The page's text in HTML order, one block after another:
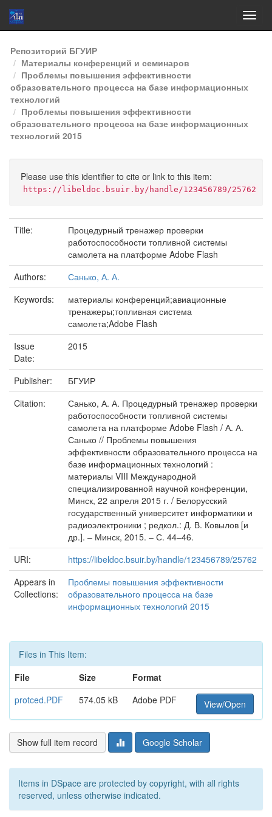
Skip
navigation
Репозиторий БГУИР
Материалы конференций и семинаров
Проблемы повышения эффективности
образовательного процесса на базе информационных
технологий
Проблемы повышения эффективности
образовательного процесса на базе информационных
технологий 2015
Please use this identifier to cite or link to this item:
https://libeldoc.bsuir.by/handle/123456789/25762
Title:
Процедурный тренажер проверки
работоспособности топливной системы
самолета на платформе Adobe Flash
Authors:
Санько, А. А.
Keywords:
материалы конференций;авиационные
тренажеры;топливная система
самолета;Adobe Flash
Issue
Date:
2015
Publisher:
БГУИР
Citation:
Санько, А. А. Процедурный тренажер проверки
работоспособности топливной системы
самолета на платформе Adobe Flash / А. А.
Санько // Проблемы повышения
эффективности образовательного процесса на
базе информационных технологий :
материалы VIII Международной
специализированной научной конференции,
Минск, 22 апреля 2015 г. / Белорусский
государственный университет информатики и
радиоэлектроники ; редкол.: Д. В. Ковылов [и
др.]. – Минск, 2015. – С. 44–46.
URI:
https://libeldoc.bsuir.by/handle/123456789/25762
Appears in
Collections:
Проблемы повышения эффективности
образовательного процесса на базе
информационных технологий 2015
Files in This Item:
File
Size
Format
protced.PDF
574.05 kB Adobe PDF View/Open
Show full item record Google Scholar
Items in DSpace are protected by copyright, with all rights
reserved, unless otherwise indicated.